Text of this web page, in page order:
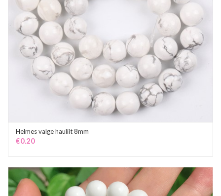
Helmes valge hauliit 8mm
€0.20